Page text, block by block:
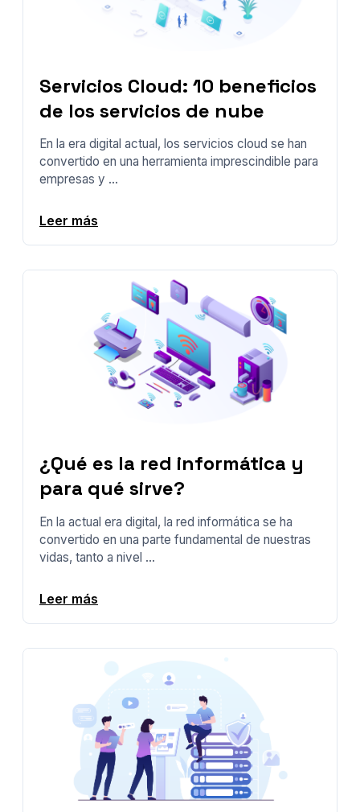
Servicios Cloud: 10 beneficios
de los servicios de nube
En la era digital actual, los servicios cloud se han
convertido en una herramienta imprescindible para
empresas y ...
Leer más
¿Qué es la red informática y
para qué sirve?
En la actual era digital, la red informática se ha
convertido en una parte fundamental de nuestras
vidas, tanto a nivel ...
Leer más